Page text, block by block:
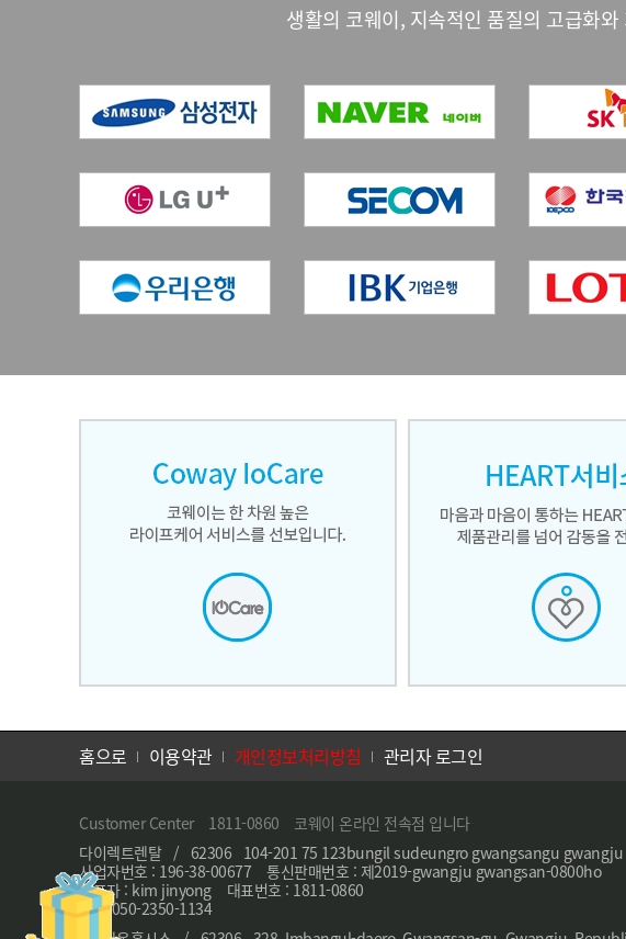
생활의 코웨이, 지속적인 품질의 고급화
홈으로 이용약관 개인정보처리방침 관리자 로그인
Customer Center 1811-0860 코웨이 온라인 전속점 입니다
다이렉트렌탈 / 62306 104-201 75 123bungil sudeungro gwangsangu gwangju
사업자번호 : 196-38-00677 통신판매번호 : 제2019-gwangju gwangsan-0800ho
대표자 : kim jinyong 대표번호 : 1811-0860
FAX: 050-2350-1134